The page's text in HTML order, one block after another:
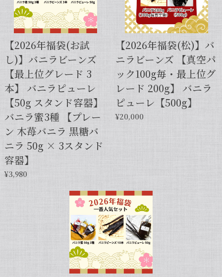
【スタンドパック※通常サイズ】完全無添加・天然バニラ蜜_送料無料（200g）/バニラシロップ/シロップ/バニラビーンズ/製菓材料/バニラペースト/バニラエッセンス/ギフト
2025/05/31
【本数多いほど1本価格がお得！】【サイズだけ訳ありグレード 12cm・バニラビーンズ・5本】
2025/01/05
発送が早くて助かりました。 バニラの香りも良かっ
たので、次回の発注します。
この度は当店をご利用いただきまして、
誠にありがとうございます！こちらこそ
るブルボン種バニラもお試しくださいま
せ。今後とも当店を何卒よろしくお願い
申し上げます。
2024/06/14
【2026年福袋(お試
し)】バニラビーンズ
【最上位グレード 3
本】 バニラピューレ
【50g スタンド容器】
バニラ蜜3種 【プレー
ン 木苺バニラ 黒糖バ
ニラ 50g × 3スタンド
容器】
¥3,980
【2026年福袋(松)】バ
ニラビーンズ 【真空パ
ック100g毎・最上位グ
レード 200g】 バニラ
ピューレ【500g】
¥20,000